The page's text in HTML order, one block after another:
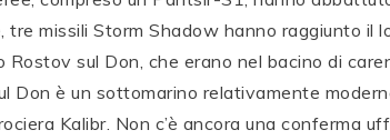
missili Storm Shadow hanno raggiunto il
sul Don, che erano nel bacino di
Don è un sottomarino relativamente
Kalibr. Non c’è ancora una conferma